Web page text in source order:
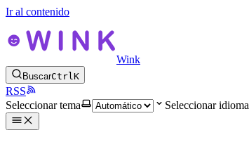
Ir al contenido
Wink
BuscarCtrlK
RSS
Seleccionar tema
Seleccionar idioma